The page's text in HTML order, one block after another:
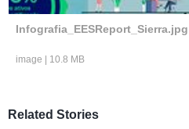
Infografia_EESReport_Sierra.jpg
image | 10.8 MB
Related Stories